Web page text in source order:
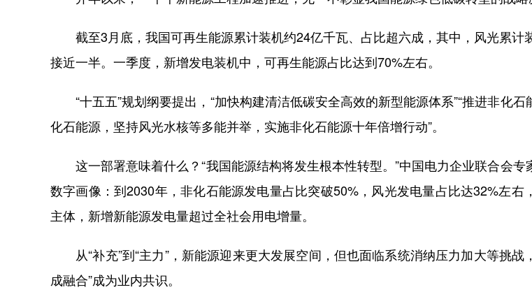
截至3月底，我国可再生能源累计装机约24亿千瓦、占比超六成，其中，风光累计
接近一半。一季度，新增发电装机中，可再生能源占比达到70%左右。
“十五五”规划纲要提出，“加快构建清洁低碳安全高效的新型能源体系”“推进非化石
化石能源，坚持风光水核等多能并举，实施非化石能源十年倍增行动”。
这一部署意味着什么？“我国能源结构将发生根本性转型。”中国电力企业联合会专
数字画像：到2030年，非化石能源发电量占比突破50%，风光发电量占比达32%左右
主体，新增新能源发电量超过全社会用电增量。
从“补充”到“主力”，新能源迎来更大发展空间，但也面临系统消纳压力加大等挑战
成融合”成为业内共识。